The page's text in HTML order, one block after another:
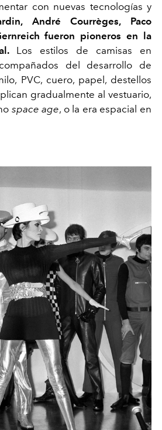
con nuevas tecnologías y
André Courrèges, Paco
fueron pioneros en la
Los estilos de camisas en
del desarrollo de
PVC, cuero, papel, destellos
gradualmente al vestuario,
space age, o la era espacial en